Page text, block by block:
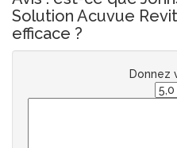
Solution Acuvue
efficace ?
Donnez